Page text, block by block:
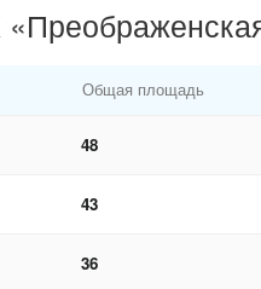
Общая площадь
48
43
36